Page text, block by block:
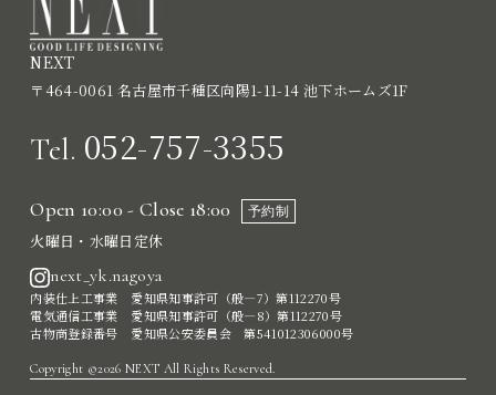
NEXT
〒464-0061 名古屋市千種区向陽1-11-14 池下ホームズ1F
Tel. 052-757-3355
Open 10:00 - Close 18:00 予約制
火曜日・水曜日定休
next_yk.nagoya
内装仕上工事業 愛知県知事許可（般―7）第112270号
電気通信工事業 愛知県知事許可（般―8）第112270号
古物商登録番号 愛知県公安委員会 第541012306000号
Copyright ©2026 NEXT All Rights Reserved.